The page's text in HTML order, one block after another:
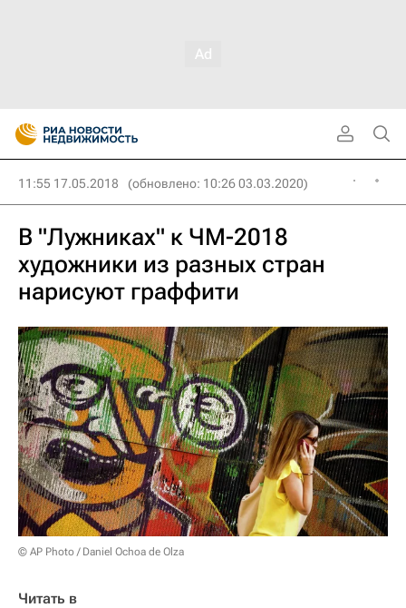
11:55 17.05.2018 (обновлено: 10:26 03.03.2020)
В "Лужниках" к ЧМ-2018
художники из разных стран
нарисуют граффити
© AP Photo / Daniel Ochoa de Olza
Читать в